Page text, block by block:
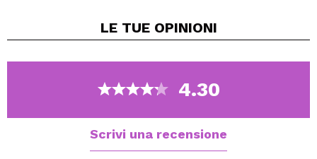
LE TUE OPINIONI
4.30
Scrivi una recensione